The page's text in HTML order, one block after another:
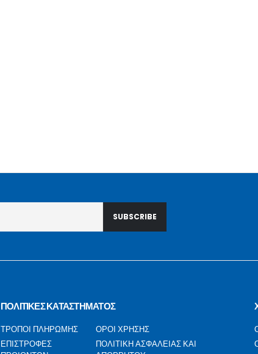
ΠΟΛΙΤΙΚΕΣ ΚΑΤΑΣΤΗΜΑΤΟΣ
ΤΡΟΠΟΙ ΠΛΗΡΩΜΗΣ
ΕΠΙΣΤΡΟΦΕΣ
ΟΡΟΙ ΧΡΗΣΗΣ
ΠΟΛΙΤΙΚΗ ΑΣΦΑΛΕΙΑΣ ΚΑΙ